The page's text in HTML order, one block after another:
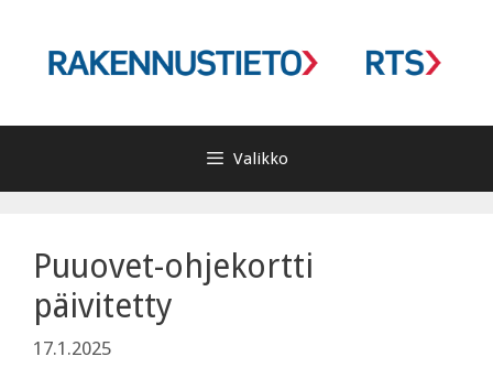
Valikko
Puuovet-ohjekortti
päivitetty
17.1.2025